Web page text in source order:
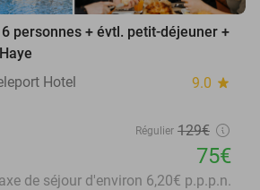
personnes + évtl. petit-déjeuner +
Hotel
9.0 star
Régulier 129€
75€
de séjour d'environ 6,20€ p.p.p.n.